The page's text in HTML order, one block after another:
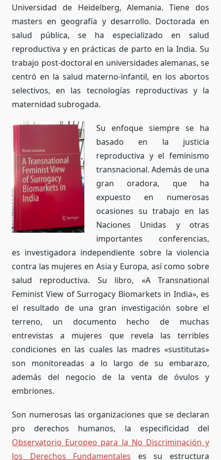
Universidad de Heidelberg, Alemania. Tiene dos
masters en geografía y desarrollo. Doctorada en
salud pública, se ha especializado en salud
reproductiva y en prácticas de parto en la India. Su
trabajo post-doctoral en universidades alemanas, se
centró en la salud materno-infantil, en los abortos
selectivos, en las tecnologías reproductivas y la
maternidad subrogada.
Su enfoque siempre se ha
basado en la justicia
reproductiva y el feminismo
transnacional. Además de una
gran oradora, que ha
expuesto en numerosas
ocasiones su trabajo en las
Naciones Unidas y otras
importantes conferencias,
es investigadora independiente sobre la violencia
contra las mujeres en Asia y Europa, así como sobre
salud reproductiva. Su libro, «A Transnational
Feminist View of Surrogacy Biomarkets in India», es
el resultado de una gran investigación sobre el
terreno, un documento hecho de muchas
entrevistas a mujeres que revela las terribles
condiciones en las cuales las madres «sustitutas»
son monitoreadas a lo largo de su embarazo,
además del negocio de la venta de óvulos y
embriones.
Son numerosas las organizaciones que se declaran
pro derechos humanos, la especificidad del
Observatorio Europeo para la No Discriminación y
los Derechos Fundamentales es su estructura